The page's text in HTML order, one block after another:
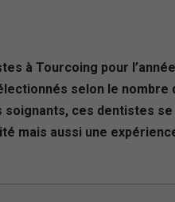
à Tourcoing pour
selon le
ces dentistes
mais aussi une